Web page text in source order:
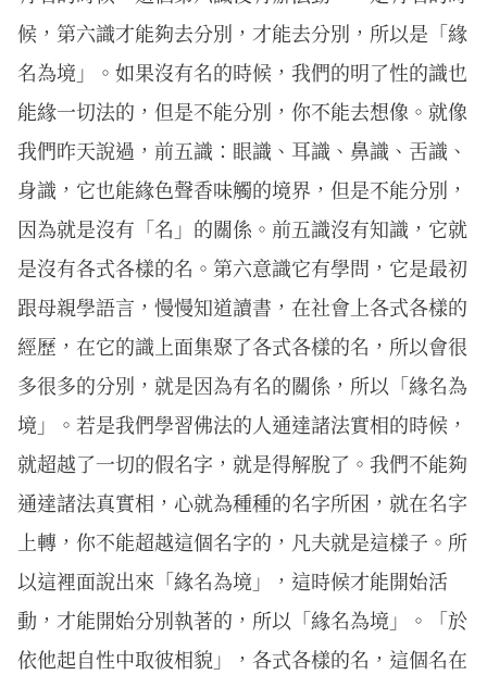
候，第六識才能夠去分別，才能去分別，所以是「緣
名為境」。如果沒有名的時候，我們的明了性的識也
能緣一切法的，但是不能分別，你不能去想像。就像
我們昨天說過，前五識：眼識、耳識、鼻識、舌識、
身識，它也能緣色聲香味觸的境界，但是不能分別，
因為就是沒有「名」的關係。前五識沒有知識，它就
是沒有各式各樣的名。第六意識它有學問，它是最初
跟母親學語言，慢慢知道讀書，在社會上各式各樣的
經歷，在它的識上面集聚了各式各樣的名，所以會很
多很多的分別，就是因為有名的關係，所以「緣名為
境」。若是我們學習佛法的人通達諸法實相的時候，
就超越了一切的假名字，就是得解脫了。我們不能夠
通達諸法真實相，心就為種種的名字所困，就在名字
上轉，你不能超越這個名字的，凡夫就是這樣子。所
以這裡面說出來「緣名為境」，這時候才能開始活
動，才能開始分別執著的，所以「緣名為境」。「於
依他起自性中取彼相貌」，各式各樣的名，這個名在